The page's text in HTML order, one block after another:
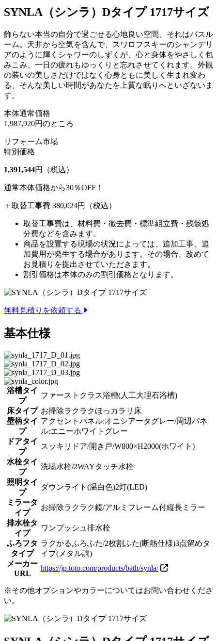
SYNLA（シンラ）Dタイプ 1717サイズ
飾らない本当の自分で過ごせる心地良い空間、それはバスル
ーム。天井から空気を含んで、スワロフスキーのシャンデリ
アのように輝くシャワーのしずくが、心と身体をやさしく包
みこみ、一日の疲れもゆっくりと忘れさせてくれます。外観
の装いの美しさだけではなく心身ともに美しく生まれ変わ
る、そんな美しい時間があなたを上質な眠りへといざないま
す。
本体通常価格
1,987,920円のところ
リフォーム市場
特別価格
1,391,544円（税込）
通常本体価格から30％OFF！
＋取替工事費 380,024円（税込）
取替工事費は、材料費・徹去費・標準組立費・残骸処
分費などを含みます。
商品を設置する現場の状況によっては、追加工事、追
加費用が発生する場合があります。その場合、改めて
お見積りを提出させていただきます。
割引価格は本体のみの割引価格となります。
無料見積りを依頼する
基本仕様
浴槽タイ
プ
ファーストクラス浴槽(人工大理石浴槽)
床タイプ お掃除ラクラクほっカラリ床
壁柄タイ
プ
アクセントパネル:オニシアータグレー/周辺パネ
ル:エニーホワイトグレー
ドアタイ
プ
スッキリドア/開き戸/W800×H2000(ホワイト)
水栓タイ
プ
洗場水栓/2WAYタッチ水栓
照明タイ
プ
ダウンライト(温白色)2灯(LED)
ミラータ
イプ
お掃除ラクラク鏡/アルミフレーム付縦長ミラー
排水栓タ
イプ
ワンプッシュ排水栓
ふろフタ
タイプ
ラクかるふろふた/2枚割ふた(断熱仕様)3点留めタ
イプ(メタル調)
メーカー
URL
https://jp.toto.com/products/bath/synla/
※その他オプションやカラーについてはお問い合わせくださ
い。